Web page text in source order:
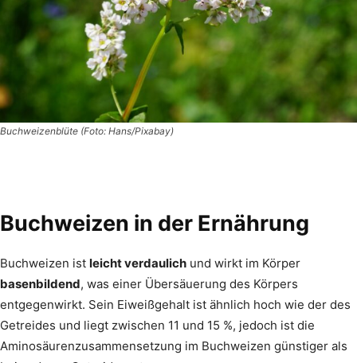
Buchweizenblüte (Foto: Hans/Pixabay)
Buchweizen in der Ernährung
Buchweizen ist leicht verdaulich und wirkt im Körper
basenbildend, was einer Übersäuerung des Körpers
entgegenwirkt. Sein Eiweißgehalt ist ähnlich hoch wie der des
Getreides und liegt zwischen 11 und 15 %, jedoch ist die
Aminosäurenzusammensetzung im Buchweizen günstiger als